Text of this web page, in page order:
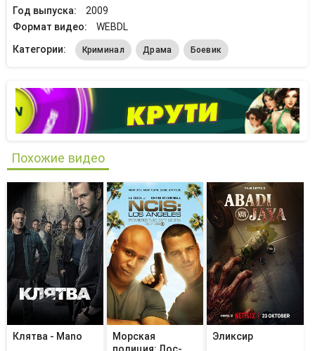
Год выпуска:
2009
Формат видео:
WEBDL
Категории:
Криминал Драма Боевик
Похожие видео
Клятва - Mano
Морская
Эликсир